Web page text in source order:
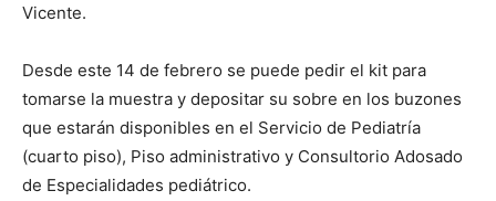
Vicente.
Desde este 14 de febrero se puede pedir el kit para
tomarse la muestra y depositar su sobre en los buzones
que estarán disponibles en el Servicio de Pediatría
(cuarto piso), Piso administrativo y Consultorio Adosado
de Especialidades pediátrico.